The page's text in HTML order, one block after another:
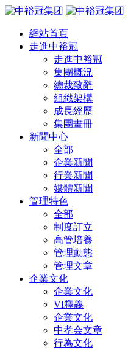
網站首頁
走進中裕冠
走進中裕冠
集團概況
總裁致辭
組織架構
成長經歷
集團畫冊
新聞中心
全部
企業新聞
行業新聞
媒體新聞
管理特色
全部
制度訂立
高管培養
管理動態
管理文章
企業文化
企業文化
VI釋義
企業文化
中孝会文章
行為文化